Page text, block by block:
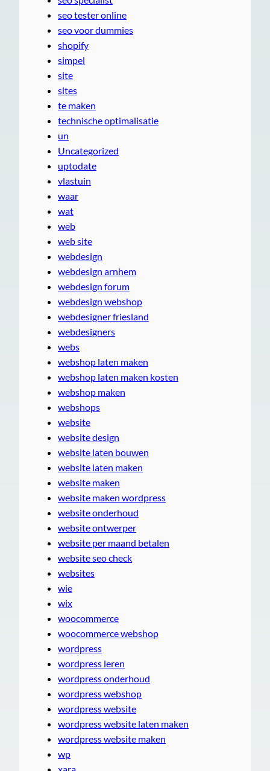
seo tester online
seo voor dummies
shopify
simpel
site
sites
te maken
technische optimalisatie
un
Uncategorized
uptodate
vlastuin
waar
wat
web
web site
webdesign
webdesign arnhem
webdesign forum
webdesign webshop
webdesigner friesland
webdesigners
webs
webshop laten maken
webshop laten maken kosten
webshop maken
webshops
website
website design
website laten bouwen
website laten maken
website maken
website maken wordpress
website onderhoud
website ontwerper
website per maand betalen
website seo check
websites
wie
wix
woocommerce
woocommerce webshop
wordpress
wordpress leren
wordpress onderhoud
wordpress webshop
wordpress website
wordpress website laten maken
wordpress website maken
wp